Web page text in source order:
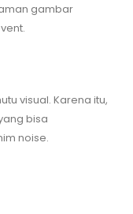
gambar
visual. Karena itu,
bisa
noise.